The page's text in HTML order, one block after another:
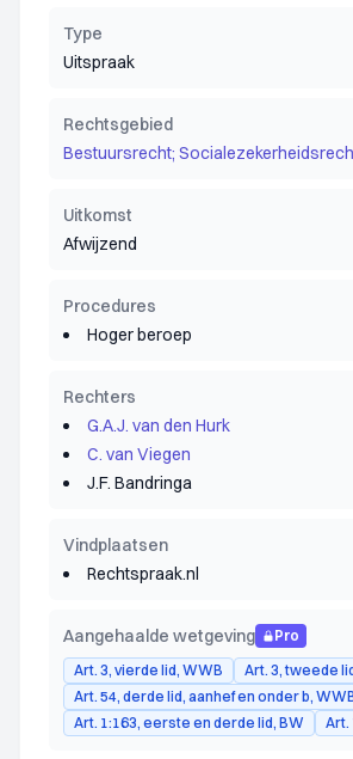
Type
Uitspraak
Rechtsgebied
Bestuursrecht;
Uitkomst
Afwijzend
Procedures
Hoger beroep
Rechters
G.A.J. van den Hurk
C. van Viegen
J.F. Bandringa
Vindplaatsen
Rechtspraak.nl
Aangehaalde wetgeving
Pro
Art. 3, vierde lid, WWB
Art. 3, tweede
Art. 54, derde lid, aanhef en onder b,
Art. 1:163, eerste en derde lid, BW
Art.